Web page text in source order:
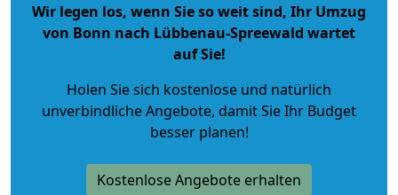
Wir legen los, wenn Sie so weit sind, Ihr Umzug
von Bonn nach Lübbenau-Spreewald wartet
auf Sie!
Holen Sie sich kostenlose und natürlich
unverbindliche Angebote, damit Sie Ihr Budget
besser planen!
Kostenlose Angebote erhalten